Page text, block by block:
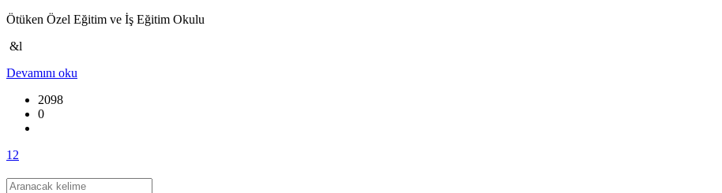
Ötüken Özel Eğitim ve İş Eğitim Okulu
&l
Devamını oku
2098
0
1 2